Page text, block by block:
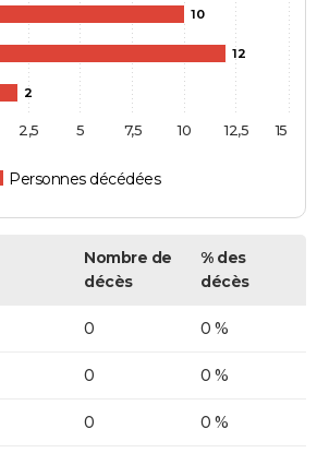
10
12
2
Personnes décédées
2,5 5 7,5 10 12,5 15
Nombre de
décès
% des
décès
0 0 %
0 0 %
0 0 %